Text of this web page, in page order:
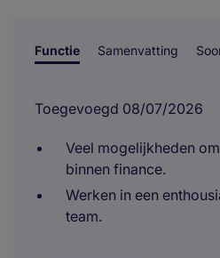
Functie Samenvatting
Toegevoegd 08/07/2026
Veel mogelijkheden
binnen finance.
Werken in een
team.